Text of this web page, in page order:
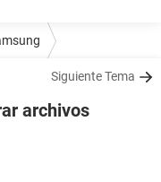
Siguiente Tema
archivos